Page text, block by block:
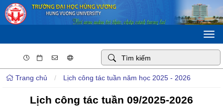
Trang chủ / Lịch công tác tuần năm học 2025 - 2026
Lịch công tác tuần 09/2025-2026